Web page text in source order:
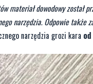
materiał dowodowy został
narzędzia. Odpowie także
narzędzia grozi kara